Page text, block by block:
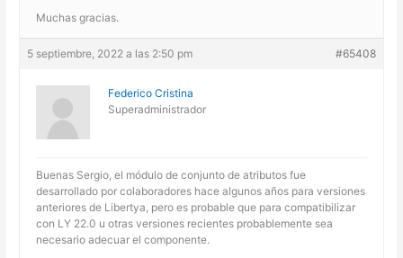
Muchas gracias.
5 septiembre, 2022 a las 2:50 pm #65408
Federico Cristina
Superadministrador
Buenas Sergio, el módulo de conjunto de atributos fue
desarrollado por colaboradores hace algunos años para versiones
anteriores de Libertya, pero es probable que para compatibilizar
con LY 22.0 u otras versiones recientes probablemente sea
necesario adecuar el componente.